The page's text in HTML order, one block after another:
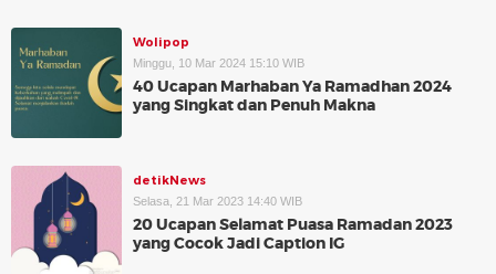
Wolipop
Minggu, 10 Mar 2024 15:10 WIB
40 Ucapan Marhaban Ya Ramadhan 2024
yang Singkat dan Penuh Makna
detikNews
Selasa, 21 Mar 2023 14:40 WIB
20 Ucapan Selamat Puasa Ramadan 2023
yang Cocok Jadi Caption IG